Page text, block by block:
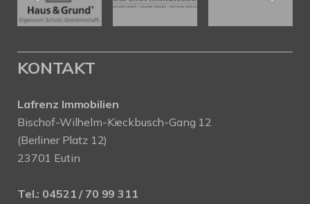
KONTAKT
Lafrenz Immobilien
Bischof-Wilhelm-Kieckbusch-Gang 12
(Berliner Platz 12)
23701 Eutin
Tel.: 04521 / 70 99 311